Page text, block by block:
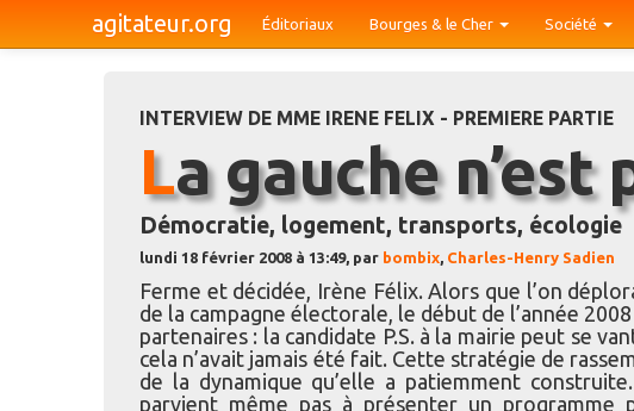
agitateur.org Éditoriaux Bourges & le Cher Société
INTERVIEW DE MME IRENE FELIX - PREMIERE PARTIE
La gauche
Démocratie, logement, transports, écologie
lundi 18 février 2008 à 13:49, par bombix, Charles-Henry Sadien
Ferme et décidée, Irène Félix. Alors que l’on
de la campagne électorale, le début de l’année
partenaires : la candidate P.S. à la mairie peut se
cela n’avait jamais été fait. Cette stratégie de
de la dynamique qu’elle a patiemment
parvient même pas à présenter un